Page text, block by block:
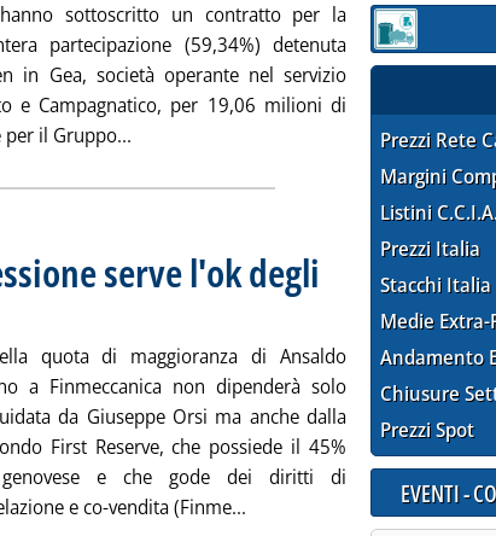
sottoscritto un contratto per la
partecipazione (59,34%) detenuta
in Gea, società operante nel servizio
e Campagnatico, per 19,06 milioni di
per il Gruppo... Leggi tutta la notizia: 'Gas, Iren cede a
serve l'ok degli
10.52.
quota di maggioranza di Ansaldo
a Finmeccanica non dipenderà solo
da Giuseppe Orsi ma anche dalla
First Reserve, che possiede il 45%
e che gode dei diritti di
e co-vendita (Finme... Leggi tutta la notizia:
Sezione:
Prezzi Rete
Margini
Listini
Prezzi Italia
Stacchi Italia
Medie Extra-
Andamento
Chiusure
Prezzi Spot
EVENTI -